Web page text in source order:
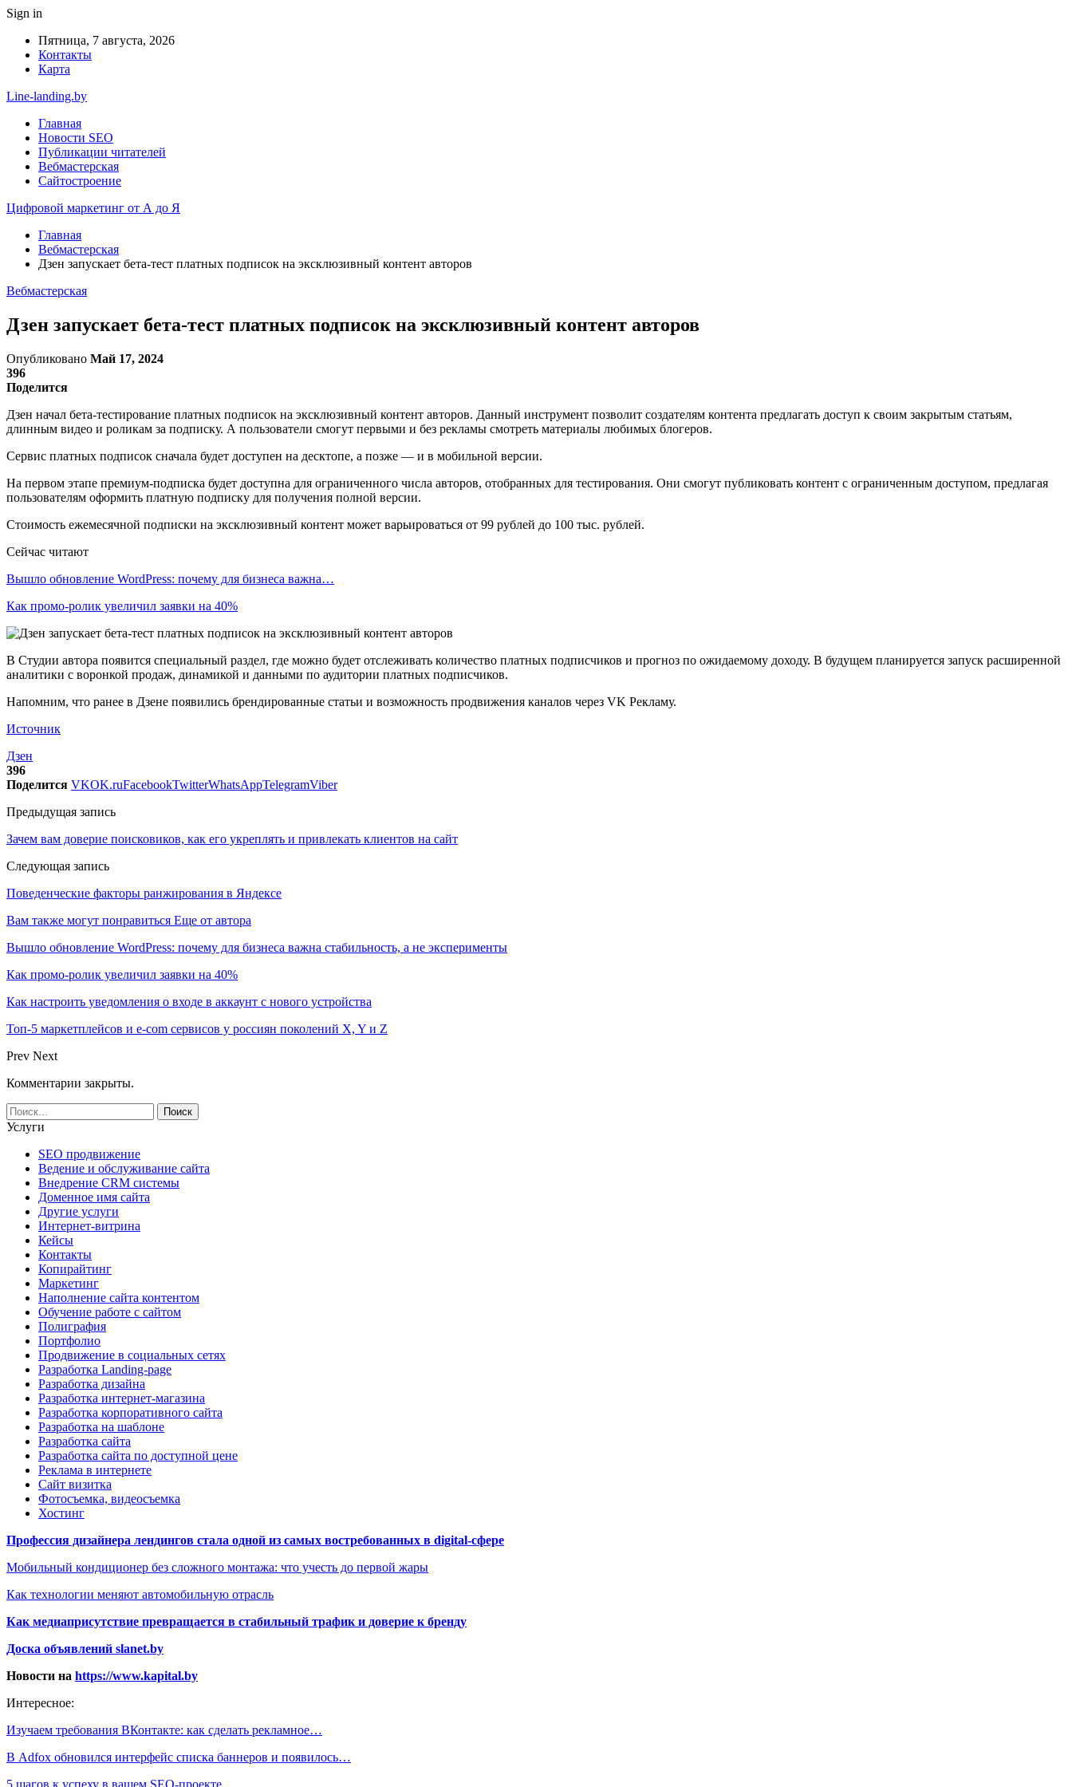
Sign in
Пятница, 7 августа, 2026
Контакты
Карта
Line-landing.by
Главная
Новости SEO
Публикации читателей
Вебмастерская
Сайтостроение
Цифровой маркетинг от А до Я
Главная
Вебмастерская
Дзен запускает бета-тест платных подписок на эксклюзивный контент авторов
Вебмастерская
Дзен запускает бета-тест платных подписок на эксклюзивный контент авторов
Опубликовано Май 17, 2024
396
Поделится
Дзен начал бета-тестирование платных подписок на эксклюзивный контент авторов. Данный инструмент позволит создателям контента предлагать доступ к своим закрытым статьям,
длинным видео и роликам за подписку. А пользователи смогут первыми и без рекламы смотреть материалы любимых блогеров.
Сервис платных подписок сначала будет доступен на десктопе, а позже — и в мобильной версии.
На первом этапе премиум-подписка будет доступна для ограниченного числа авторов, отобранных для тестирования. Они смогут публиковать контент с ограниченным доступом, предлагая
пользователям оформить платную подписку для получения полной версии.
Стоимость ежемесячной подписки на эксклюзивный контент может варьироваться от 99 рублей до 100 тыс. рублей.
Сейчас читают
Вышло обновление WordPress: почему для бизнеса важна…
Как промо-ролик увеличил заявки на 40%
В Студии автора появится специальный раздел, где можно будет отслеживать количество платных подписчиков и прогноз по ожидаемому доходу. В будущем планируется запуск расширенной
аналитики с воронкой продаж, динамикой и данными по аудитории платных подписчиков.
Напомним, что ранее в Дзене появились брендированные статьи и возможность продвижения каналов через VK Рекламу.
Источник
Дзен
396
Поделится VKOK.ruFacebookTwitterWhatsAppTelegramViber
Предыдущая запись
Зачем вам доверие поисковиков, как его укреплять и привлекать клиентов на сайт
Следующая запись
Поведенческие факторы ранжирования в Яндексе
Вам также могут понравиться Еще от автора
Вышло обновление WordPress: почему для бизнеса важна стабильность, а не эксперименты
Как промо-ролик увеличил заявки на 40%
Как настроить уведомления о входе в аккаунт с нового устройства
Топ-5 маркетплейсов и e-com сервисов у россиян поколений X, Y и Z
Prev Next
Комментарии закрыты.
Услуги
SEO продвижение
Ведение и обслуживание сайта
Внедрение CRM системы
Доменное имя сайта
Другие услуги
Интернет-витрина
Кейсы
Контакты
Копирайтинг
Маркетинг
Наполнение сайта контентом
Обучение работе с сайтом
Полиграфия
Портфолио
Продвижение в социальных сетях
Разработка Landing-page
Разработка дизайна
Разработка интернет-магазина
Разработка корпоративного сайта
Разработка на шаблоне
Разработка сайта
Разработка сайта по доступной цене
Реклама в интернете
Сайт визитка
Фотосъемка, видеосъемка
Хостинг
Профессия дизайнера лендингов стала одной из самых востребованных в digital-сфере
Мобильный кондиционер без сложного монтажа: что учесть до первой жары
Как технологии меняют автомобильную отрасль
Как медиаприсутствие превращается в стабильный трафик и доверие к бренду
Доска объявлений slanet.by
Новости на https://www.kapital.by
Интересное:
Изучаем требования ВКонтакте: как сделать рекламное…
В Adfox обновился интерфейс списка баннеров и появилось…
5 шагов к успеху в вашем SEO-проекте